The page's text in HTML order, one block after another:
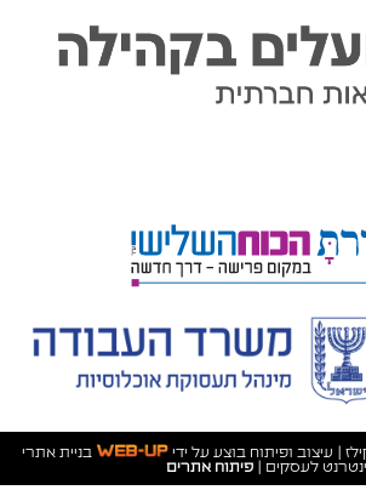
| עיצוב ופיתוח בוצע על ידי
בניית אתרי
לעסקים | פיתוח אתרים